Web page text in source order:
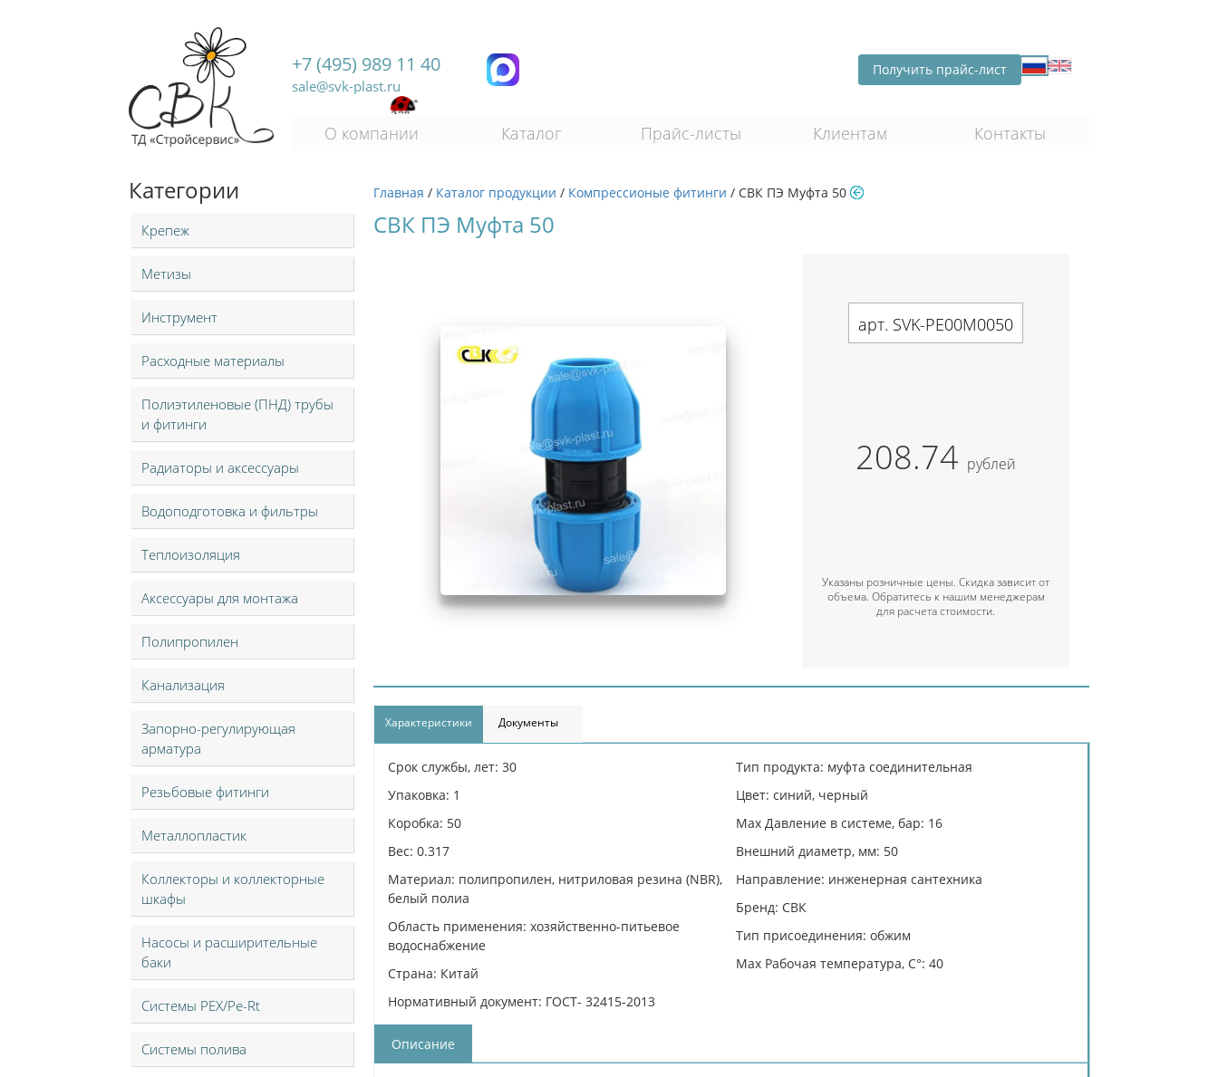
+7 (495) 989 11 40
sale@svk-plast.ru
Получить прайс-лист
О компании Каталог Прайс-листы Клиентам Контакты
Главная / Каталог продукции / Компрессионые фитинги / СВК ПЭ Муфта 50
Категории
Крепеж
Метизы
Инструмент
Расходные материалы
Полиэтиленовые (ПНД) трубы
и фитинги
Радиаторы и аксессуары
Водоподготовка и фильтры
Теплоизоляция
Аксессуары для монтажа
Полипропилен
Канализация
Запорно-регулирующая
арматура
Резьбовые фитинги
Металлопластик
Коллекторы и коллекторные
шкафы
Насосы и расширительные
баки
Системы PEX/Pe-Rt
Системы полива
СВК ПЭ Муфта 50
арт. SVK-PE00M0050
208.74 рублей
Указаны розничные цены. Скидка зависит от
объема. Обратитесь к нашим менеджерам
для расчета стоимости.
Характеристики Документы
Срок службы, лет: 30
Упаковка: 1
Коробка: 50
Вес: 0.317
Материал: полипропилен, нитриловая резина (NBR),
белый полиа
Область применения: хозяйственно-питьевое
водоснабжение
Страна: Китай
Нормативный документ: ГОСТ- 32415-2013
Тип продукта: муфта соединительная
Цвет: синий, черный
Max Давление в системе, бар: 16
Внешний диаметр, мм: 50
Направление: инженерная сантехника
Бренд: СВК
Тип присоединения: обжим
Max Рабочая температура, C°: 40
Описание